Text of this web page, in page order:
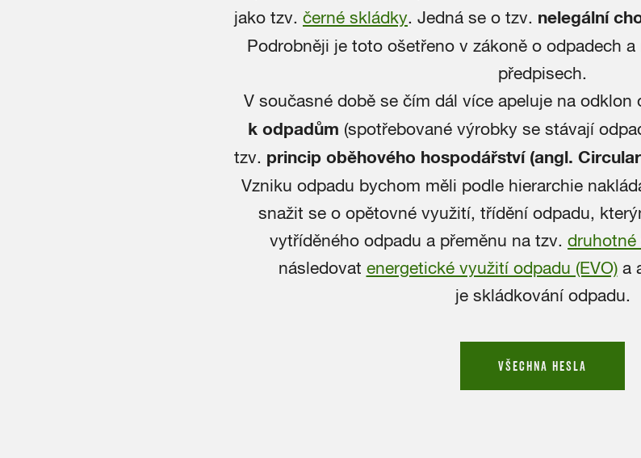
jako tzv. černé skládky. Jedná se o tzv. nelegální
Podrobněji je toto ošetřeno v zákoně o odpadech
předpisech.
V současné době se čím dál více apeluje na odklon
k odpadům (spotřebované výrobky se stávají
tzv. princip oběhového hospodářství (angl.
Vzniku odpadu bychom měli podle hierarchie
snažit se o opětovné využití, třídění odpadu,
vytříděného odpadu a přeměnu na tzv.
následovat energetické využití odpadu (EVO)a
je skládkování odpadu.
VŠECHNA HESLA